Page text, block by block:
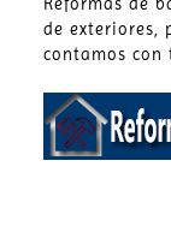
de exteriores,
contamos con